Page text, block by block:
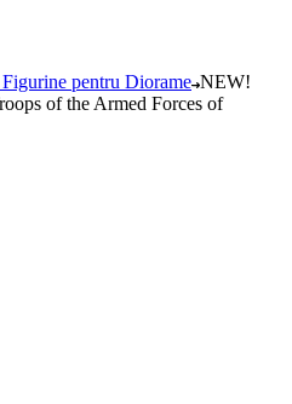
pentru Diorame NEW!
of the Armed Forces of